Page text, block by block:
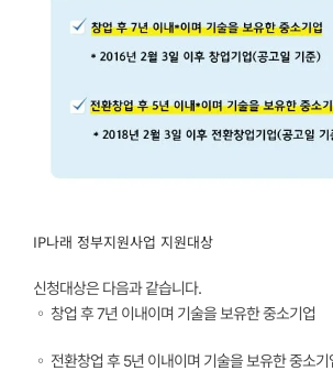
IP나래 정부지원사업 지원대상
신청대상은 다음과 같습니다.
◦ 창업 후7년 이내이며 기술을 보유한 중소기업
◦ 전환창업 후 5년 이내이며 기술을 보유한 중소기